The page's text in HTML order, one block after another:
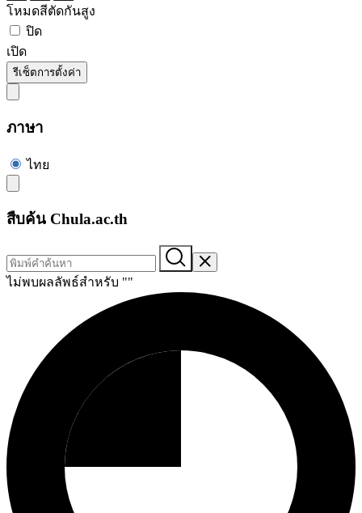
โหมดสีตัดกันสูง
ปิด
เปิด
รีเซ็ตการตั้งค่า
ภาษา
ไทย
สืบค้น Chula.ac.th
ไม่พบผลลัพธ์สำหรับ ""